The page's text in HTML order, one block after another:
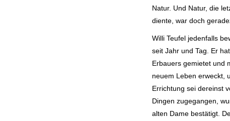
Natur. Und Natur, die
diente, war doch
Willi Teufel jedenfalls
seit Jahr und Tag. Er
Erbauers gemietet und
neuem Leben erweckt,
Errichtung sei dereinst
Dingen zugegangen,
alten Dame bestätigt.